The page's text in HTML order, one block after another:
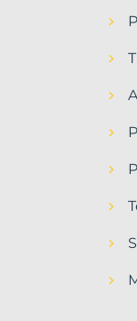
Murbalands